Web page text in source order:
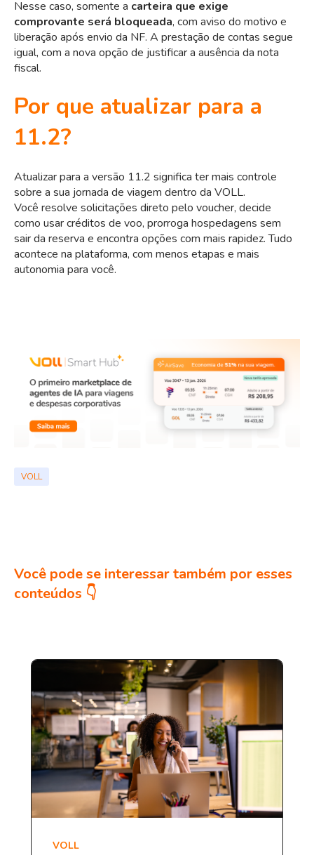
Nesse caso, somente a carteira que exige
comprovante será bloqueada, com aviso do motivo e
liberação após envio da NF. A prestação de contas segue
igual, com a nova opção de justificar a ausência da nota
fiscal.
Por que atualizar para a
11.2?
Atualizar para a versão 11.2 significa ter mais controle
sobre a sua jornada de viagem dentro da VOLL.
Você resolve solicitações direto pelo voucher, decide
como usar créditos de voo, prorroga hospedagens sem
sair da reserva e encontra opções com mais rapidez. Tudo
acontece na plataforma, com menos etapas e mais
autonomia para você.
VOLL
Você pode se interessar também por esses
conteúdos 👇
VOLL